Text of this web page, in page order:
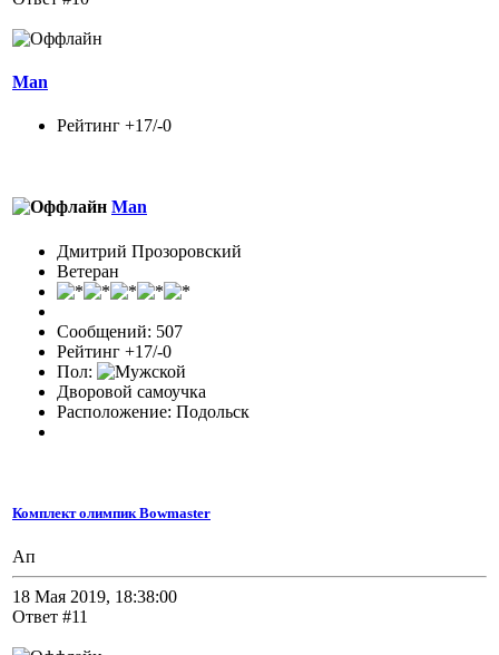
Man
Рейтинг +17/-0
Man
Дмитрий Прозоровский
Ветеран
Сообщений: 507
Рейтинг +17/-0
Пол:
Дворовой самоучка
Расположение: Подольск
Комплект олимпик Bowmaster
Ап
18 Мая 2019, 18:38:00
Ответ #11